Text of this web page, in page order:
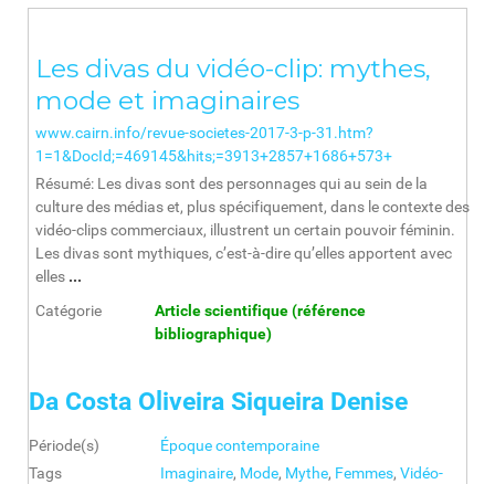
Les divas du vidéo-clip: mythes,
mode et imaginaires
www.cairn.info/revue-societes-2017-3-p-31.htm?
1=1&DocId;=469145&hits;=3913+2857+1686+573+
Résumé: Les divas sont des personnages qui au sein de la
culture des médias et, plus spécifiquement, dans le contexte des
vidéo-clips commerciaux, illustrent un certain pouvoir féminin.
Les divas sont mythiques, c’est-à-dire qu’elles apportent avec
elles ...
Catégorie
Article scientifique (référence
bibliographique)
Da Costa Oliveira Siqueira Denise
Période(s)
Époque contemporaine
Tags
Imaginaire, Mode, Mythe, Femmes, Vidéo-